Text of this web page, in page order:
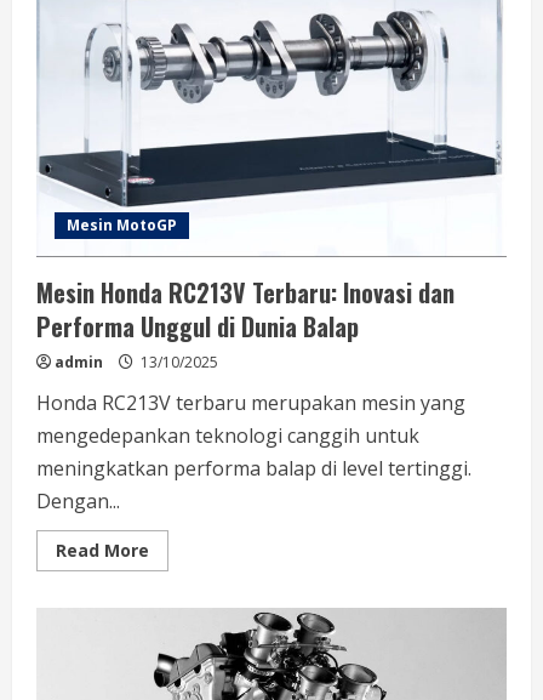
Teknologi
Terkini
dalam
Balap
Dunia
Mesin MotoGP
Mesin Honda RC213V Terbaru: Inovasi dan
Performa Unggul di Dunia Balap
admin 13/10/2025
Honda RC213V terbaru merupakan mesin yang
mengedepankan teknologi canggih untuk
meningkatkan performa balap di level tertinggi.
Dengan...
Read More
more
Terbaru:
Inovasi
dan